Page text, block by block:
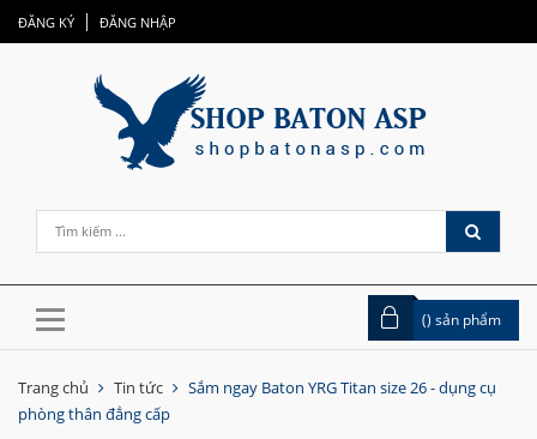
ĐĂNG KÝ ĐĂNG NHẬP
() sản phẩm
Trang chủ Tin tức
Sắm ngay Baton YRG Titan size 26 - dụng cụ
phòng thân đẳng cấp